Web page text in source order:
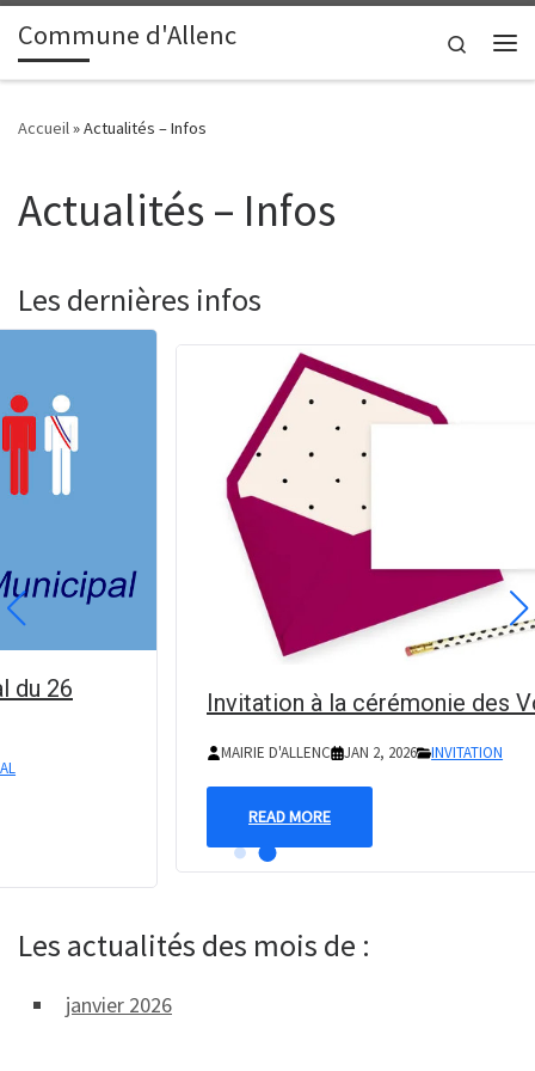
principalPasser au contenu
Commune d'Allenc
Search
Accueil»Actualités – Infos
Actualités – Infos
Les dernières infos
26
Invitation à la cérémonie des
MAIRIE D'ALLENC JAN 2, 2026 INVITATION
READ MORE
Les actualités des mois de :
janvier 2026